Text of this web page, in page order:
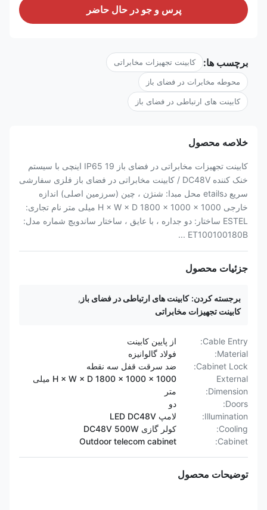
پرس و جو در حال حاضر
برچسب ها: کابینت تجهیزات مخابراتی
محوطه مخابرات در فضای باز
کابینت های ارتباطی در فضای باز
خلاصه محصول
کابینت تجهیزات مخابراتی در فضای باز IP65 19 اینچی با سیستم
خنک کننده DC48V / کابینت مخابراتی در فضای باز فلزی سفارشی
سریع دetails محل مبدا: شنژن ، چین (سرزمین اصلی) اندازه
خارجی H × W × D 1800 × 1000 × 1000 میلی متر نام تجاری:
ESTEL ساختار: دو جداره ، با عایق ، ساختار ساندویچ شماره مدل:
ET100100180B ...
جزئیات محصول
برجسته کردن: کابینت های ارتباطی در فضای باز ,
کابینت تجهیزات مخابراتی
Cable Entry:
از پایین کابینت
Material:
فولاد گالوانیزه
Cabinet Lock:
ضد سرقت قفل سه نقطه
External
Dimension:
H × W × D 1800 × 1000 × 1000 میلی
متر
Doors:
دو
Illumination:
لامپ LED DC48V
Cooling:
کولر گازی DC48V 500W
Cabinet:
Outdoor telecom cabinet
توضیحات محصول